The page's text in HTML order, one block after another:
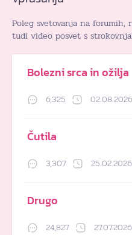
Poleg svetovanja na forumih,
tudi video posvet s
Bolezni srca in ožilja
6,325
Čutila
3,307
Drugo
24,827